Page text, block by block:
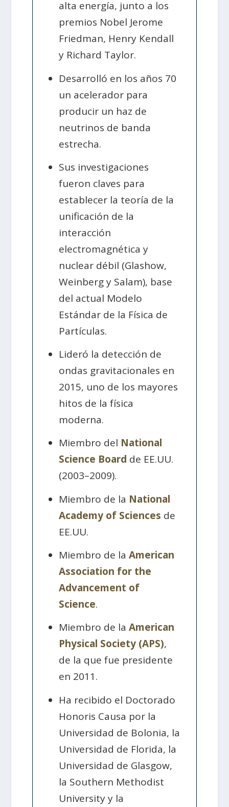
alta energía, junto a los
premios Nobel Jerome
Friedman, Henry Kendall
y Richard Taylor.
Desarrolló en los años 70
un acelerador para
producir un haz de
neutrinos de banda
estrecha.
Sus investigaciones
fueron claves para
establecer la teoría de la
unificación de la
interacción
electromagnética y
nuclear débil (Glashow,
Weinberg y Salam), base
del actual Modelo
Estándar de la Física de
Partículas.
Lideró la detección de
ondas gravitacionales en
2015, uno de los mayores
hitos de la física
moderna.
Miembro del National
Science Board de EE.UU.
(2003–2009).
Miembro de la National
Academy of Sciences de
EE.UU.
Miembro de laAmerican
Association for the
Advancement of
Science.
Miembro de laAmerican
Physical Society (APS),
de la que fue presidente
en 2011.
Ha recibido el Doctorado
Honoris Causa por la
Universidad de Bolonia, la
Universidad de Florida, la
Universidad de Glasgow,
la Southern Methodist
University y la